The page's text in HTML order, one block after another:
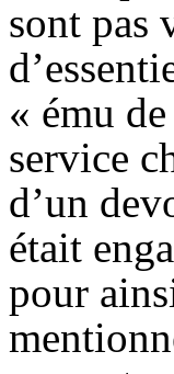
sont pas
« ému
service
d’un
était
pour